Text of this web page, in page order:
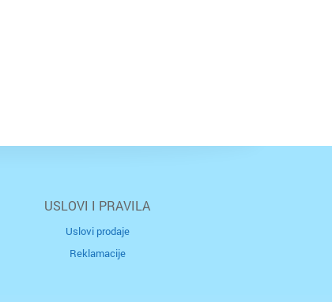
USLOVI I PRAVILA
Uslovi prodaje
Reklamacije